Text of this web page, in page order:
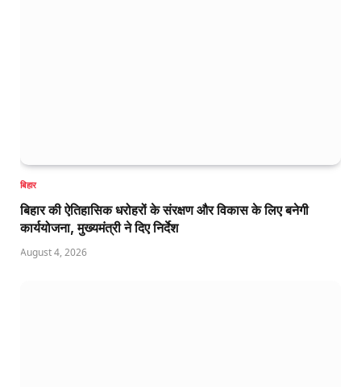
बिहार
बिहार की ऐतिहासिक धरोहरों के संरक्षण और विकास के लिए बनेगी
कार्ययोजना, मुख्यमंत्री ने दिए निर्देश
August 4, 2026